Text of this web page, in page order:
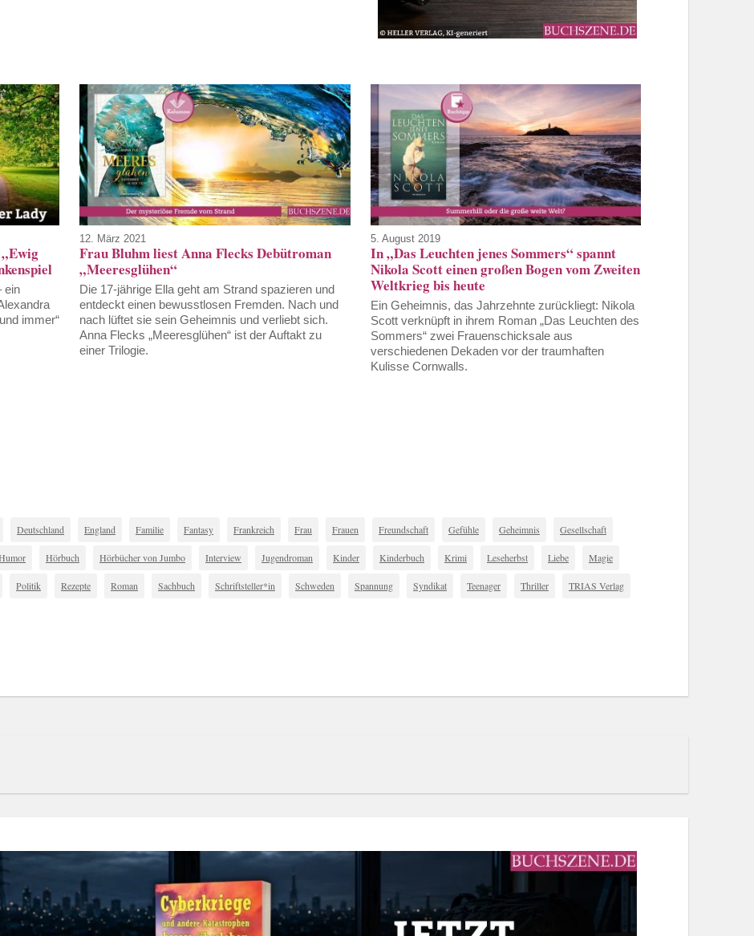
ein
immer“
12. März 2021
Frau Bluhm liest Anna Flecks Debütroman
„Meeresglühen“
Die 17-jährige Ella geht am Strand spazieren und
entdeckt einen bewusstlosen Fremden. Nach und
nach lüftet sie sein Geheimnis und verliebt sich.
Anna Flecks „Meeresglühen“ ist der Auftakt zu
einer Trilogie.
5. August 2019
In „Das Leuchten jenes Sommers“ spannt
Nikola Scott einen großen Bogen vom Zweiten
Weltkrieg bis heute
Ein Geheimnis, das Jahrzehnte zurückliegt: Nikola
Scott verknüpft in ihrem Roman „Das Leuchten des
Sommers“ zwei Frauenschicksale aus
verschiedenen Dekaden vor der traumhaften
Kulisse Cornwalls.
Deutschland England Familie Fantasy Frankreich Frau Frauen Freundschaft Gefühle Geheimnis Gesellschaft
Hörbuch Hörbücher von Jumbo Interview Jugendroman Kinder Kinderbuch Krimi Leseherbst Liebe Magie
Politik Rezepte Roman Sachbuch Schriftsteller*in Schweden Spannung Syndikat Teenager Thriller TRIAS Verlag